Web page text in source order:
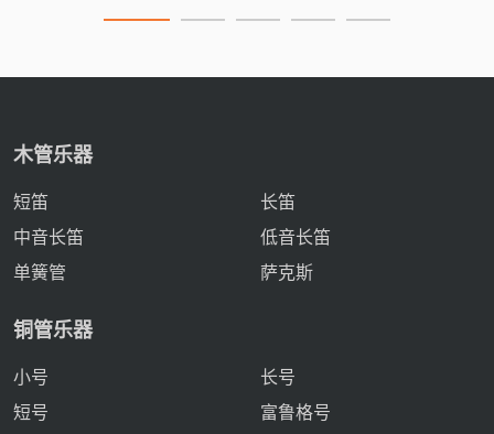
木管乐器
短笛
长笛
中音长笛
低音长笛
单簧管
萨克斯
铜管乐器
小号
长号
短号
富鲁格号